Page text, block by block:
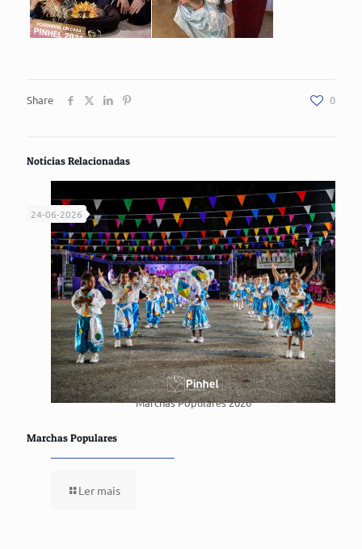
Share 0
Notícias Relacionadas
Marchas Populares 2026
24-06-2026
Marchas Populares
Ler mais